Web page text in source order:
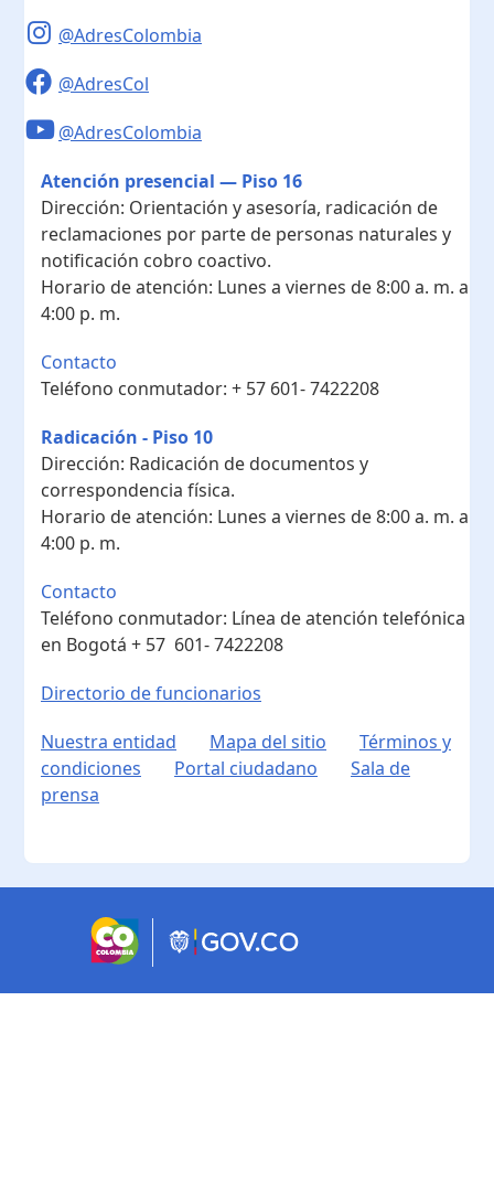
@AdresColombia
@AdresCol
@AdresColombia
Atención presencial — Piso 16
Dirección: Orientación y asesoría, radicación de
reclamaciones por parte de personas naturales y
notificación cobro coactivo.
Horario de atención: Lunes a viernes de 8:00 a. m. a
4:00 p. m.
Contacto
Teléfono conmutador: + 57 601- 7422208
Radicación - Piso 10
Dirección: Radicación de documentos y
correspondencia física.
Horario de atención: Lunes a viernes de 8:00 a. m. a
4:00 p. m.
Contacto
Teléfono conmutador: Línea de atención telefónica
en Bogotá ​+ 57 601- 7422208
Directorio de funcionarios
Nuestra entidad
Mapa del sitio
Términos y
condiciones
Portal ciudadano
Sala de
prensa